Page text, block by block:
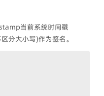
当前系统时间戳
分大小写)作为签名。